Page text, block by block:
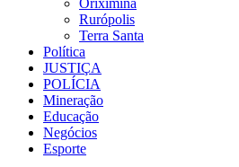
Oriximiná
Rurópolis
Terra Santa
Política
JUSTIÇA
POLÍCIA
Mineração
Educação
Negócios
Esporte